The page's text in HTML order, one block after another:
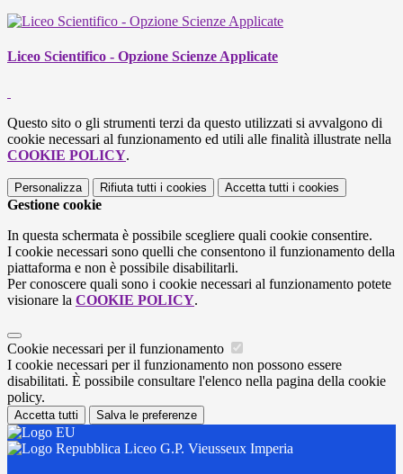
Liceo Scientifico - Opzione Scienze Applicate
Questo sito o gli strumenti terzi da questo utilizzati si avvalgono di
cookie necessari al funzionamento ed utili alle finalità illustrate nella
COOKIE POLICY.
Personalizza Rifiuta tutti i cookies Accetta tutti i cookies
Gestione cookie
In questa schermata è possibile scegliere quali cookie consentire.
I cookie necessari sono quelli che consentono il funzionamento della
piattaforma e non è possibile disabilitarli.
Per conoscere quali sono i cookie necessari al funzionamento potete
visionare la COOKIE POLICY.
Cookie necessari per il funzionamento
I cookie necessari per il funzionamento non possono essere
disabilitati. È possibile consultare l'elenco nella pagina della cookie
policy.
Accetta tutti Salva le preferenze
Liceo G.P. Vieusseux Imperia